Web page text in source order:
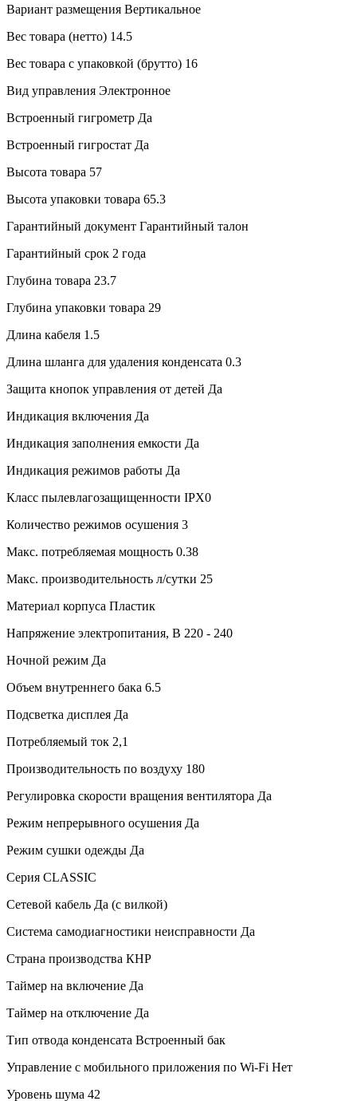
Вариант размещения Вертикальное
Вес товара (нетто) 14.5
Вес товара с упаковкой (брутто) 16
Вид управления Электронное
Встроенный гигрометр Да
Встроенный гигростат Да
Высота товара 57
Высота упаковки товара 65.3
Гарантийный документ Гарантийный талон
Гарантийный срок 2 года
Глубина товара 23.7
Глубина упаковки товара 29
Длина кабеля 1.5
Длина шланга для удаления конденсата 0.3
Защита кнопок управления от детей Да
Индикация включения Да
Индикация заполнения емкости Да
Индикация режимов работы Да
Класс пылевлагозащищенности IPX0
Количество режимов осушения 3
Макс. потребляемая мощность 0.38
Макс. производительность л/сутки 25
Материал корпуса Пластик
Напряжение электропитания, В 220 - 240
Ночной режим Да
Объем внутреннего бака 6.5
Подсветка дисплея Да
Потребляемый ток 2,1
Производительность по воздуху 180
Регулировка скорости вращения вентилятора Да
Режим непрерывного осушения Да
Режим сушки одежды Да
Серия CLASSIC
Сетевой кабель Да (с вилкой)
Система самодиагностики неисправности Да
Страна производства КНР
Таймер на включение Да
Таймер на отключение Да
Тип отвода конденсата Встроенный бак
Управление c мобильного приложения по Wi-Fi Нет
Уровень шума 42